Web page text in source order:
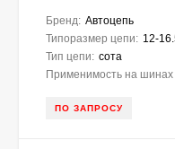
Бренд: Автоцепь
Типоразмер цепи: 12-
Тип цепи: сота
Применимость на
ПО ЗАПРОСУ